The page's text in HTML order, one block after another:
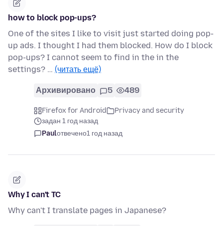
how to block pop-ups?
One of the sites I like to visit just started doing pop-
up ads. I thought I had them blocked. How do I block
pop-ups? I cannot seem to find in the in the
settings? … (читать ещё)
Архивировано 5 489
Firefox for Android
Privacy and security
задан 1 год назад
Paulотвечено1 год назад
Why I can't TC
Why can't I translate pages in Japanese?